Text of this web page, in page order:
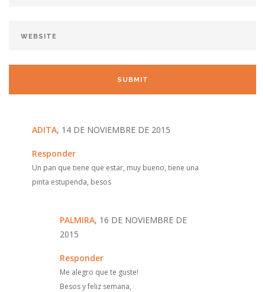
ADITA, 14 DE NOVIEMBRE DE 2015
Responder
Un pan que tiene que estar, muy bueno, tiene una
pinta estupenda, besos
PALMIRA, 16 DE NOVIEMBRE DE
2015
Responder
Me alegro que te guste!
Besos y feliz semana,